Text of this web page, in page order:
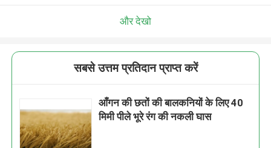
और देखो
सबसे उत्तम प्रतिदान प्राप्त करें
आँगन की छतों की बालकनियों के लिए 40
मिमी पीले भूरे रंग की नकली घास